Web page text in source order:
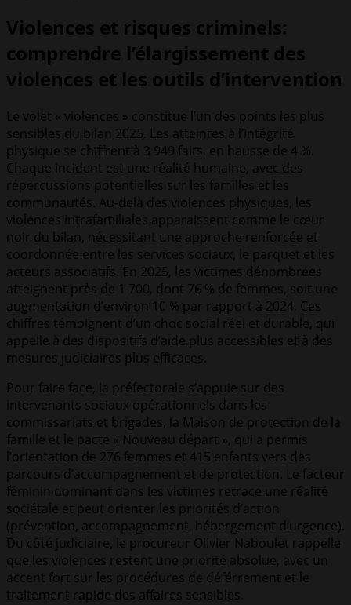
Violences et risques criminels:
comprendre l’élargissement des
violences et les outils d’intervention
Le volet « violences » constitue l’un des points les plus
sensibles du bilan 2025. Les atteintes à l’intégrité
physique se chiffrent à 3 949 faits, en hausse de 4 %.
Chaque incident est une réalité humaine, avec des
répercussions potentielles sur les familles et les
communautés. Au-delà des violences physiques, les
violences intrafamiliales apparaissent comme le cœur
noir du bilan, nécessitant une approche renforcée et
coordonnée entre les services sociaux, le parquet et les
acteurs associatifs. En 2025, les victimes dénombrées
atteignent près de 1 700, dont 76 % de femmes, soit une
augmentation d’environ 10 % par rapport à 2024. Ces
chiffres témoignent d’un choc social réel et durable, qui
appelle à des dispositifs d’aide plus accessibles et à des
mesures judiciaires plus efficaces.
Pour faire face, la préfectorale s’appuie sur des
intervenants sociaux opérationnels dans les
commissariats et brigades, la Maison de protection de la
famille et le pacte « Nouveau départ », qui a permis
l’orientation de 276 femmes et 415 enfants vers des
parcours d’accompagnement et de protection. Le facteur
féminin dominant dans les victimes retrace une réalité
sociétale et peut orienter les priorités d’action
(prévention, accompagnement, hébergement d’urgence).
Du côté judiciaire, le procureur Olivier Naboulet rappelle
que les violences restent une priorité absolue, avec un
accent fort sur les procédures de déférrement et le
traitement rapide des affaires sensibles.